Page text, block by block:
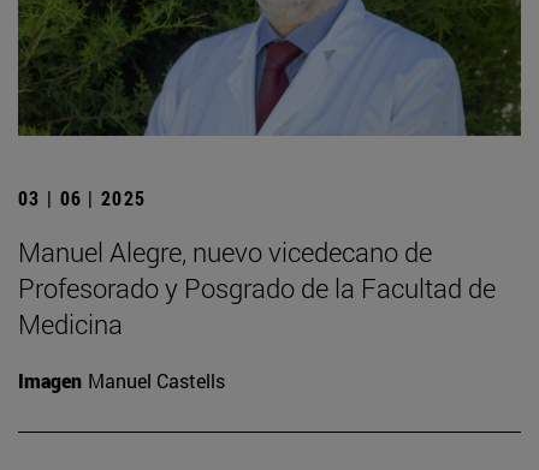
03 | 06 | 2025
Manuel Alegre, nuevo vicedecano de
Profesorado y Posgrado de la Facultad de
Medicina
Imagen Manuel Castells